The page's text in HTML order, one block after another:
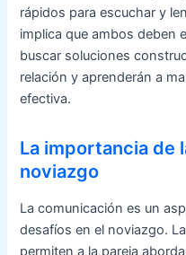
rápidos para escuchar y
implica que ambos deben
buscar soluciones
relación y aprenderán a
efectiva.
La importancia de
noviazgo
La comunicación es un
desafíos en el noviazgo.
permiten a la pareja